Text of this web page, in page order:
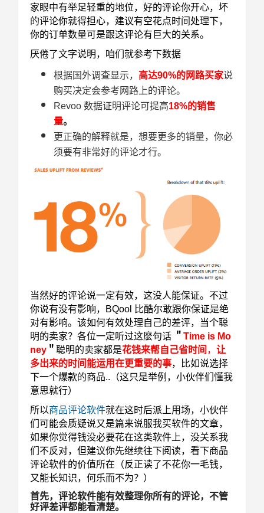
家眼中有举足轻重的地位， 好的评论你开心，坏
的评论你就得担心，建议有空花点时间处理下，
你的订单数量可是跟这评论有巨大的关系。
厌倦了文字说明，咱们就参考下数据
根据国外调查显示， 高达90%的网路买家说
购买决定会参考网路上的评论。
Revoo 数据证明评论可提高18%的销售
量。
更正确的解释就是，想要更多的销量，你必
须要有非常好的评论才行。
当然好的评论说一定有效，这没人能保证。不过
你说有没有影响，BQool 比酷尔敢跟你保证是绝
对有影响。该如何有效处理自己的差评，当个聪
明的卖家？各位一定听过这麽句话 ＂ Time is Mo
ney ＂ 聪明的卖家都是花钱来帮自己省时间 ， 让
多出来的时间能运用在更重要的事，比如说选择
下一个爆款的商品..（这只是举例，小伙伴们懂我
意思就行）
所以商品评论软件就在这时后派上用场，小伙伴
们可能会质疑说又是篇来说服我买软件的文章，
如果你觉得钱没必要花在这类软件上，没关系我
们不反对，但建议你先继续往下阅读，看下商品
评论软件的价值所在（反正读了不花你一毛钱，
又能长知识，何乐而不为？）
首先，评论软件能有效整理你所有的评论，不管
好评差评都能看清楚。